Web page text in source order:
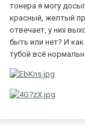
тонера я могу
красный, желтый
отвечает, у них
быть или нет? И
тубой всё